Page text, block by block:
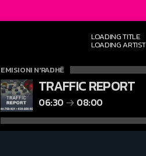
LOADING TITLE
LOADING ARTIST
EMISIONI N'RADHË
TRAFFIC REPORT
06:30 08:00